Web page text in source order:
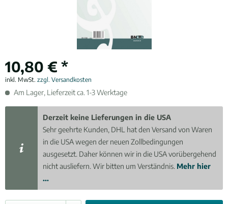
10,80 € *
inkl. MwSt. zzgl. Versandkosten
Am Lager, Lieferzeit ca. 1-3 Werktage
Derzeit keine Lieferungen in die USA
Sehr geehrte Kunden, DHL hat den Versand von Waren
in die USA wegen der neuen Zollbedingungen
ausgesetzt. Daher können wir in die USA vorübergehend
nicht ausliefern. Wir bitten um Verständnis. Mehr hier
...